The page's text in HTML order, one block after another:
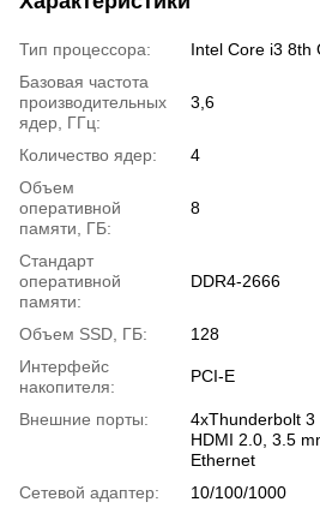
Тип процессора:
Intel Core i3 8th
Базовая частота
производительных
ядер, ГГц:
3,6
Количество ядер:
4
Объем
оперативной
памяти, ГБ:
8
Стандарт
оперативной
памяти:
DDR4-2666
Объем SSD, ГБ:
128
Интерфейс
накопителя:
PCI-E
Внешние порты:
4xThunderbolt 3
HDMI 2.0, 3.5
Ethernet
Сетевой адаптер:
10/100/1000